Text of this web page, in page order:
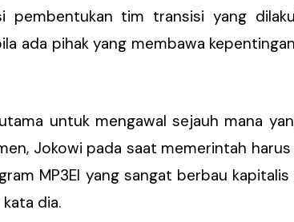
pembentukan tim transisi yang
ada pihak yang membawa
untuk mengawal sejauh mana
Jokowi pada saat memerintah
MP3EI yang sangat berbau
dia.